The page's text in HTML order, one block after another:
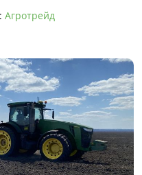
Агротрейд